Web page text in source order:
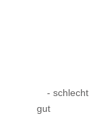
- schlecht
gut